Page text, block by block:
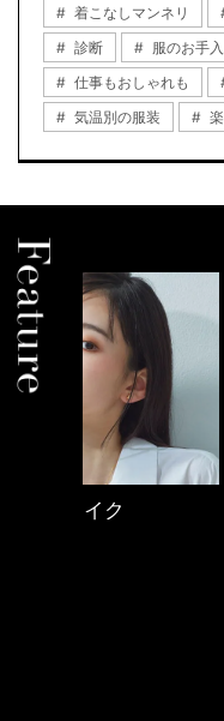
着こなしマンネリ
診断
服のお手
仕事もおしゃれも
気温別の服装
優木まおみさ